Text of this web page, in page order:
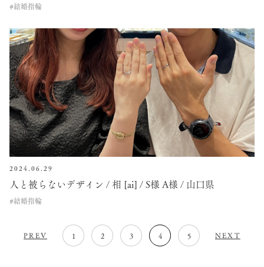
#結婚指輪
2024.06.29
人と被らないデザイン / 相 [ai] / S様 A様 / 山口県
#結婚指輪
PREV 1 2 3 4 5 NEXT